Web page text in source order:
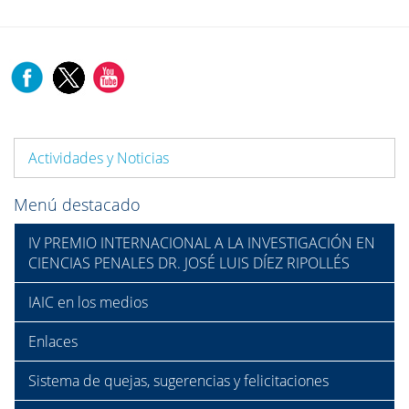
Actividades y Noticias
Menú destacado
IV PREMIO INTERNACIONAL A LA INVESTIGACIÓN EN
CIENCIAS PENALES DR. JOSÉ LUIS DÍEZ RIPOLLÉS
IAIC en los medios
Enlaces
Sistema de quejas, sugerencias y felicitaciones